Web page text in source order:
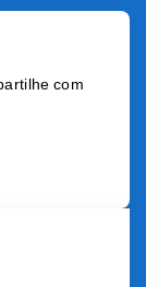
com